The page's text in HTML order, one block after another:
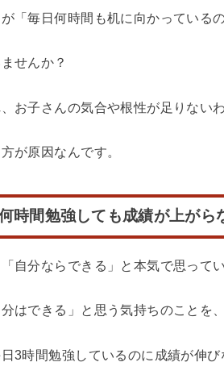
「毎日何時間も机に向かっている
せんか？
お子さんの気合や根性が足りない
が原因なんです。
時間勉強しても成績が上がら
「自分ならできる」と本気で思って
はできる」と思う気持ちのことを
3時間勉強しているのに成績が伸び